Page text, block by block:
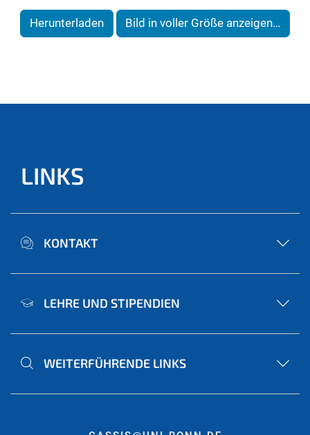
Herunterladen Bild in voller Größe anzeigen…
LINKS
KONTAKT
LEHRE UND STIPENDIEN
WEITERFÜHRENDE LINKS